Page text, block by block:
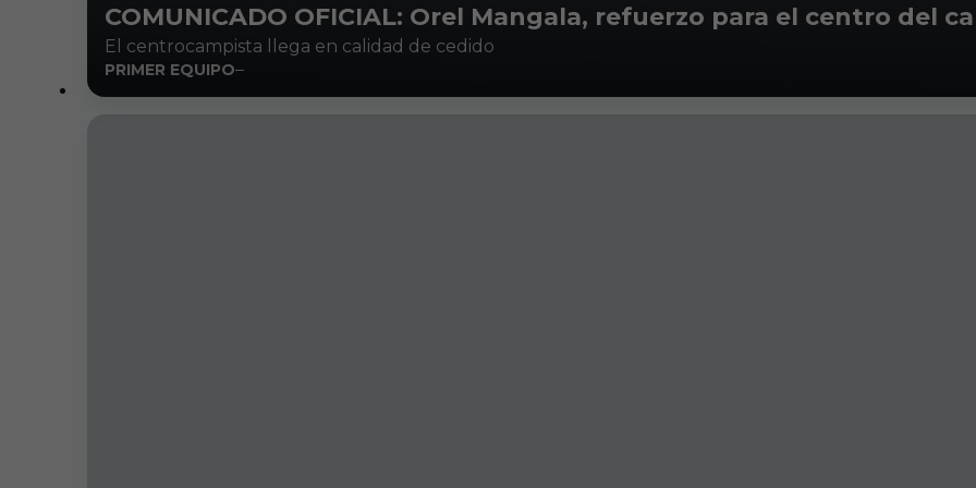
COMUNICADO OFICIAL: Orel Mangala, refuerzo para el centro del
El centrocampista llega en calidad de cedido
PRIMER EQUIPO